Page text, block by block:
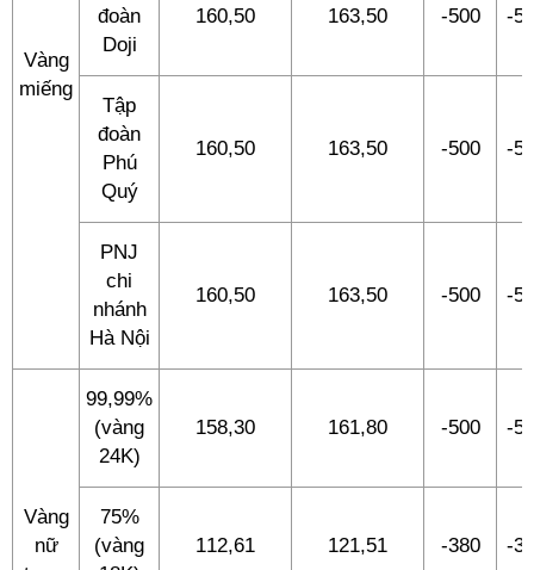
Vàng
miếng
đoàn
Doji
160,50 163,50 -500 -
Tập
đoàn
Phú
Quý
160,50 163,50 -500 -
PNJ
chi
nhánh
Hà Nội
160,50 163,50 -500 -
Vàng
nữ
99,99%
(vàng
24K)
158,30 161,80 -500 -
75%
(vàng
112,61 121,51 -380 -